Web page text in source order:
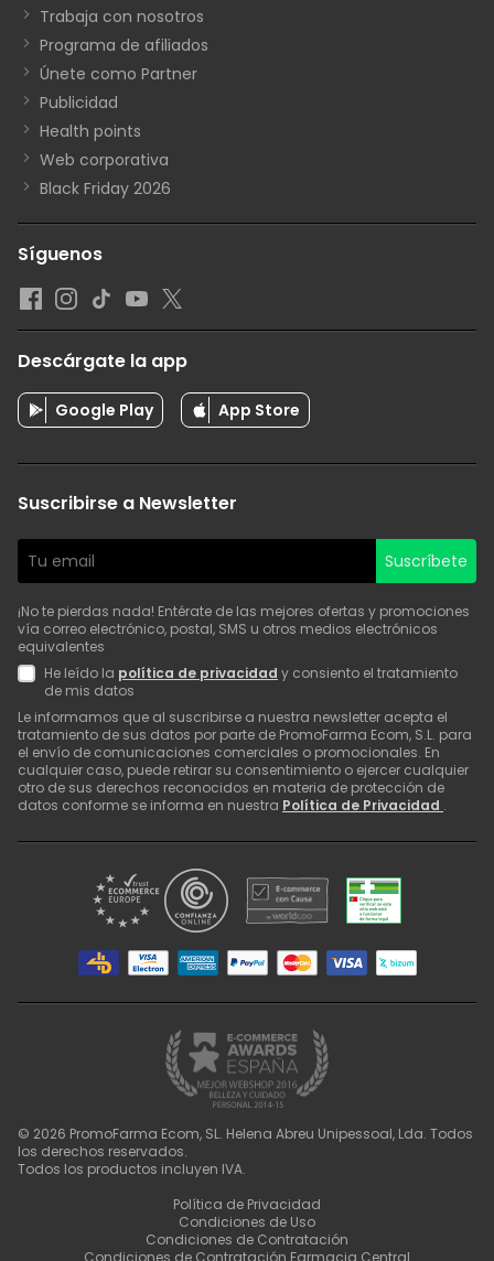
Trabaja con nosotros
Programa de afiliados
Únete como Partner
Publicidad
Health points
Web corporativa
Black Friday 2026
Síguenos
Descárgate la app
Google Play App Store
Suscribirse a Newsletter
Suscríbete
¡No te pierdas nada! Entérate de las mejores ofertas y promociones
vía correo electrónico, postal, SMS u otros medios electrónicos
equivalentes
He leído la política de privacidad y consiento el tratamiento
de mis datos
Le informamos que al suscribirse a nuestra newsletter acepta el
tratamiento de sus datos por parte de PromoFarma Ecom, S.L. para
el envío de comunicaciones comerciales o promocionales. En
cualquier caso, puede retirar su consentimiento o ejercer cualquier
otro de sus derechos reconocidos en materia de protección de
datos conforme se informa en nuestra Política de Privacidad .
© 2026 PromoFarma Ecom, SL. Helena Abreu Unipessoal, Lda. Todos
los derechos reservados.
Todos los productos incluyen IVA.
Política de Privacidad
Condiciones de Uso
Condiciones de Contratación